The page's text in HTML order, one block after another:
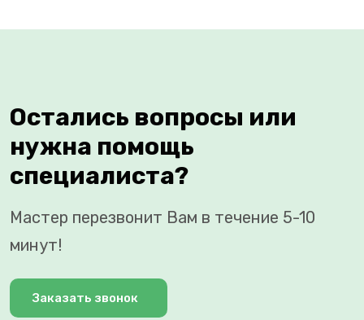
Остались вопросы или
нужна помощь
специалиста?
Мастер перезвонит Вам в течение 5-10
минут!
Заказать звонок